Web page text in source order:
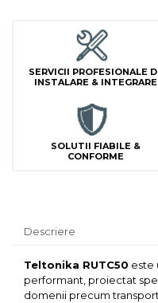
Receptoare
Telecomenzi
SERVICII PROFESIONALE
INSTALARE & INTEGRARE
SOLUTII FIABILE &
CONFORME
Descriere
Teltonika RUTC50 este
performant, proiectat
domenii precum